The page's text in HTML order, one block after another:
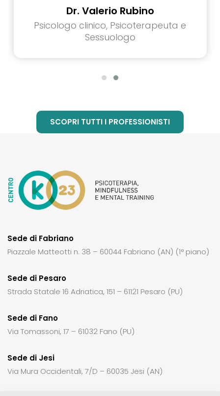
Dr. Valerio Rubino
Psicologo clinico, Psicoterapeuta e
Sessuologo
SCOPRI TUTTI I PROFESSIONISTI
Sede di Fabriano
Piazzale Matteotti n. 38 – 60044 Fabriano (AN) (1° piano)
Sede di Pesaro
Strada Statale 16 Adriatica, 151 – 61121 Pesaro (PU)
Sede di Fano
Via Tomassoni, 17 – 61032 Fano (PU)
Sede di Jesi
Via Mura Occidentali, 7/D – 60035 Jesi (AN)